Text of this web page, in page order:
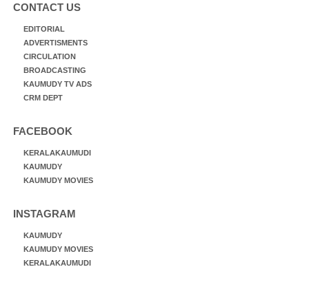
CONTACT US
EDITORIAL
ADVERTISMENTS
CIRCULATION
BROADCASTING
KAUMUDY TV ADS
CRM DEPT
FACEBOOK
KERALAKAUMUDI
KAUMUDY
KAUMUDY MOVIES
INSTAGRAM
KAUMUDY
KAUMUDY MOVIES
KERALAKAUMUDI